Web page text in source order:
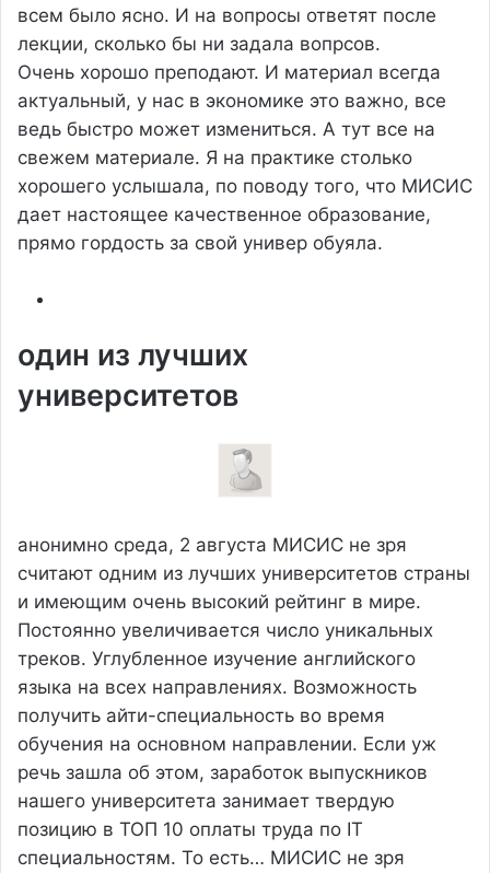
всем было ясно. И на вопросы ответят после
лекции, сколько бы ни задала вопрсов.
Очень хорошо преподают. И материал всегда
актуальный, у нас в экономике это важно, все
ведь быстро может измениться. А тут все на
свежем материале. Я на практике столько
хорошего услышала, по поводу того, что МИСИС
дает настоящее качественное образование,
прямо гордость за свой универ обуяла.
один из лучших
университетов
анонимно среда, 2 августа МИСИС не зря
считают одним из лучших университетов страны
и имеющим очень высокий рейтинг в мире.
Постоянно увеличивается число уникальных
треков. Углубленное изучение английского
языка на всех направлениях. Возможность
получить айти-специальность во время
обучения на основном направлении. Если уж
речь зашла об этом, заработок выпускников
нашего университета занимает твердую
позицию в ТОП 10 оплаты труда по IT
специальностям. То есть… МИСИС не зря